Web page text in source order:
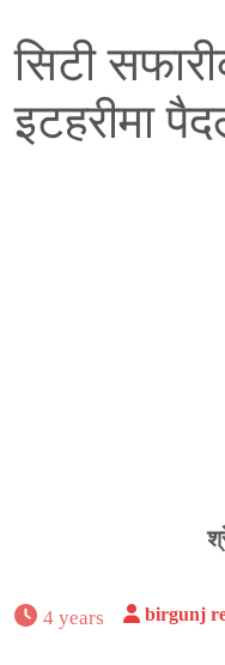
सिटी
इटहरीमा
4 years birgunj